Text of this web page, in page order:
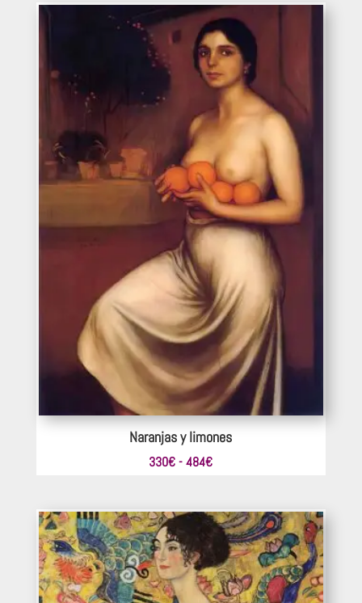
desde
550€
hasta
880€
Naranjas y limones
330€ - 484€Rango
desde
330€
hasta
484€